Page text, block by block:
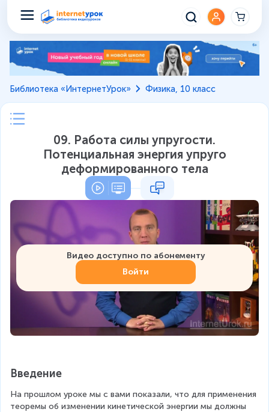
Библиотека «ИнтернетУрок» Физика, 10 класс
09. Работа силы упругости.
Потенциальная энергия упруго
деформированного тела
Видео доступно по абонементу
Войти
Введение
На прошлом уроке мы с вами показали, что для применения
теоремы об изменении кинетической энергии мы должны